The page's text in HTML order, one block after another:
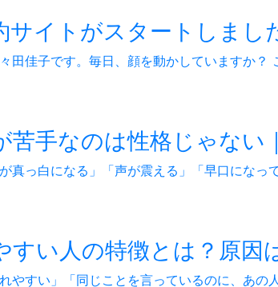
サイトがスタートしまし
田佳子です。毎日、顔を動かしていますか
苦手なのは性格じゃない
が真っ白になる」「声が震える」「早口にな
すい人の特徴とは？原因
れやすい」「同じことを言っているのに、あ